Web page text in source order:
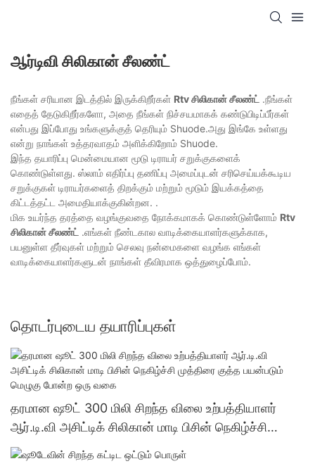
ஆர்டிவி சிலிகான் சீலண்ட்
நீங்கள் சரியான இடத்தில் இருக்கிறீர்கள் Rtv சிலிகான் சீலண்ட் .நீங்கள்
எதைத் தேடுகிறீர்களோ, அதை நீங்கள் நிச்சயமாகக் கண்டுபிடிப்பீர்கள்
என்பது இப்போது உங்களுக்குத் தெரியும் Shuode.அது இங்கே உள்ளது
என்று நாங்கள் உத்தரவாதம் அளிக்கிறோம் Shuode.
இந்த தயாரிப்பு மென்மையான மூடு டிராயர் சறுக்குகளைக்
கொண்டுள்ளது. ஸ்லாம் எதிர்ப்பு தணிப்பு அமைப்புடன் சரிசெய்யக்கூடிய
சறுக்குகள் டிராயர்களைத் திறக்கும் மற்றும் மூடும் இயக்கத்தை
கிட்டத்தட்ட அமைதியாக்குகின்றன. .
மிக உயர்ந்த தரத்தை வழங்குவதை நோக்கமாகக் கொண்டுள்ளோம் Rtv
சிலிகான் சீலண்ட் .எங்கள் நீண்டகால வாடிக்கையாளர்களுக்காக,
பயனுள்ள தீர்வுகள் மற்றும் செலவு நன்மைகளை வழங்க எங்கள்
வாடிக்கையாளர்களுடன் நாங்கள் தீவிரமாக ஒத்துழைப்போம்.
தொடர்புடைய தயாரிப்புகள்
தரமான ஷூட் 300 மிலி சிறந்த விலை உற்பத்தியாளர்
ஆர்.டி.வி அசிட்டிக் சிலிகான் மாடி பிசின் நெகிழ்ச்சி
முத்திரை குத்த பயன்படும் மெழுகு போன்ற ஒரு வகை